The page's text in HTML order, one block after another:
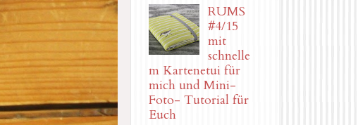
RUMS
#4/15
mit
schnelle
m Kartenetui für
mich und Mini-
Foto- Tutorial für
Euch